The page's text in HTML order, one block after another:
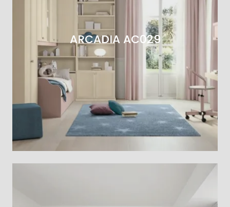
ARCADIA AC029